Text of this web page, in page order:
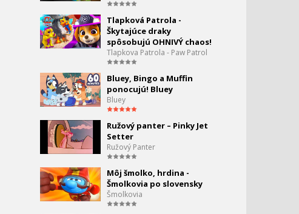
Tlapková Patrola - Nový
kamarád opravuje hráz!
0:00
Tlapková Patrola - Rocky
zachraňuje raketový vlak
Tlapková Patrola -
Snehová príšera!
Tlapková Patrola - Môžeš
uveriť, že sú konečne
Vianoce?
Tlapková patrola - Nech je
akékoľvek počasie,
šteniatka sú pripravené!
Tlapková Patrola -
Škytajúce draky
spôsobujú OHNIVÝ chaos!
Tlapkova Patrola - Paw Patrol
Bluey, Bingo a Muffin
ponocujú! Bluey
Bluey
Ružový panter – Pinky Jet
Setter
Ružový Panter
Môj šmolko, hrdina -
Šmolkovia po slovensky
Šmolkovia